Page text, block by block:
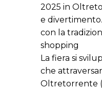
2025 in
e
con la
shopping
La fiera si
che
Oltretorrente